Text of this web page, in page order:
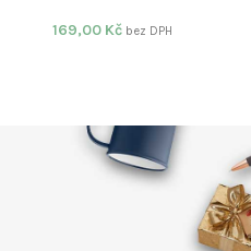
169,00 Kč bez DPH